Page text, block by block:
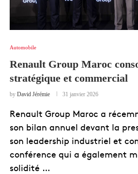
Automobile
Renault Group Maroc
stratégique et commercial
by David Jérémie 31 janvier 2026
Renault Group Maroc a
son bilan annuel devant la
son leadership industriel et
conférence qui a également
solidité …